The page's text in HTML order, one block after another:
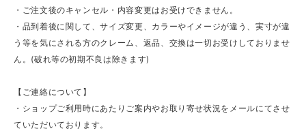
・ご注文後のキャンセル・内容変更はお受けできません。
・品到着後に関して、サイズ変更、カラーやイメージが違う、実寸が違
う等を気にされる方のクレーム、返品、交換は一切お受けしておりませ
ん。(破れ等の初期不良は除きます)
【ご連絡について】
・ショップご利用時にあたりご案内やお取り寄せ状況をメールにてさせ
ていただいております。